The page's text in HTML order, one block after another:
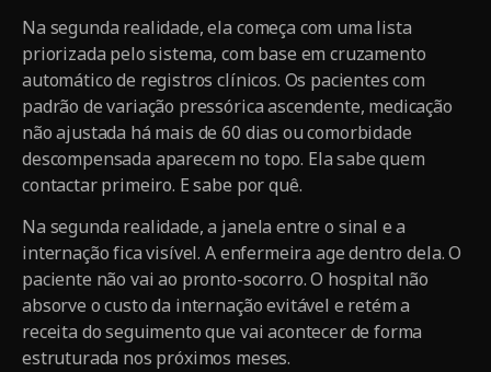
Na segunda realidade, ela começa com uma lista
priorizada pelo sistema, com base em cruzamento
automático de registros clínicos. Os pacientes com
padrão de variação pressórica ascendente, medicação
não ajustada há mais de 60 dias ou comorbidade
descompensada aparecem no topo. Ela sabe quem
contactar primeiro. E sabe por quê.
Na segunda realidade, a janela entre o sinal e a
internação fica visível. A enfermeira age dentro dela. O
paciente não vai ao pronto-socorro. O hospital não
absorve o custo da internação evitável e retém a
receita do seguimento que vai acontecer de forma
estruturada nos próximos meses.